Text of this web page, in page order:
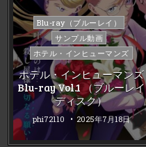
Posted
in
Blu-ray（ブルーレイ）
サンプル動画
ホテル・インヒューマンズ
ホテル・インヒューマンズ
Blu-ray Vol.1 （ブルーレイ
ディスク）
phi72110 2025年7月18日